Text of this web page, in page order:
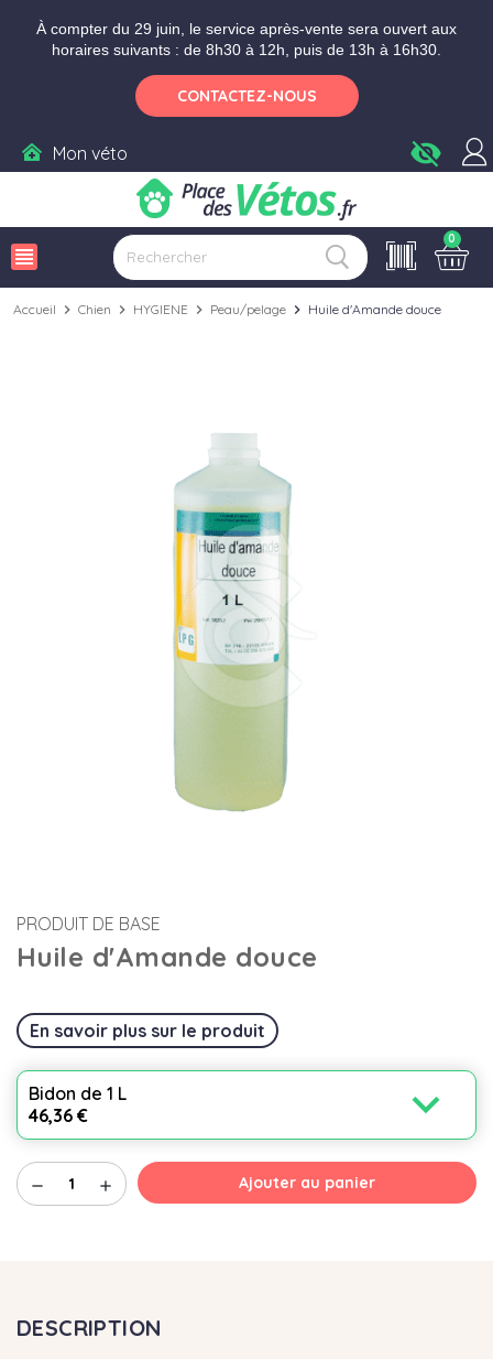
À compter du 29 juin, le service après-vente sera ouvert aux
horaires suivants : de 8h30 à 12h, puis de 13h à 16h30.
CONTACTEZ-NOUS
Mon véto visibility_off
view_headline
0
Accueil chevron_right Chien chevron_right HYGIENE chevron_right Peau/pelage chevron_right Huile d'Amande douce
PRODUIT DE BASE
Huile d'Amande douce
En savoir plus sur le produit
Bidon de 1 L
46,36 €
expand_more
remove add Ajouter au panier
DESCRIPTION